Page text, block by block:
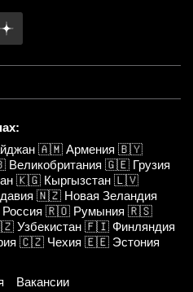
🇦🇲 Армения 🇧🇾
Великобритания 🇬🇪 Грузия
🇰🇬 Кыргызстан 🇱🇻
🇳🇿 Новая Зеландия
Россия 🇷🇴 Румыния 🇷🇸
Узбекистан 🇫🇮 Финляндия
🇨🇿 Чехия 🇪🇪 Эстония
Вакансии